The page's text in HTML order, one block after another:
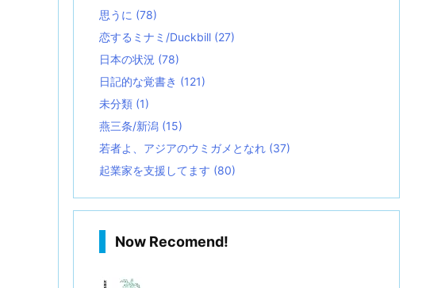
思うに (78)
恋するミナミ/Duckbill (27)
日本の状況 (78)
日記的な覚書き (121)
未分類 (1)
燕三条/新潟 (15)
若者よ、アジアのウミガメとなれ (37)
起業家を支援してます (80)
Now Recomend!